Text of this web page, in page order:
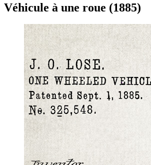
Véhicule à une roue (1885)